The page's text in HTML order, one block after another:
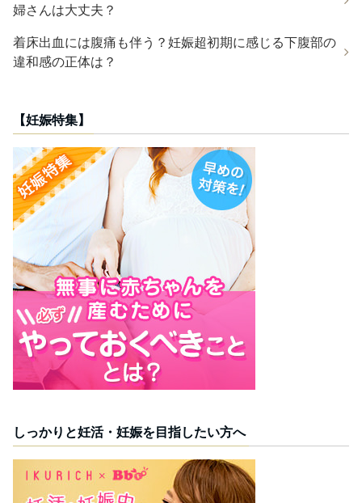
婦さんは大丈夫？
着床出血には腹痛も伴う？妊娠超初期に感じる下腹部の
違和感の正体は？
【妊娠特集】
しっかりと妊活・妊娠を目指したい方へ